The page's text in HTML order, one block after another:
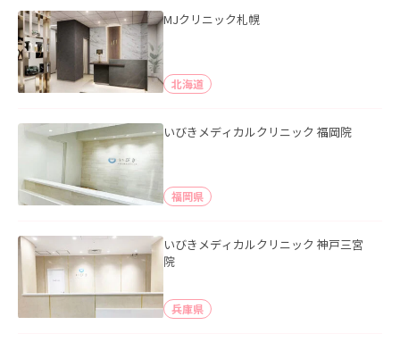
MJクリニック札幌
北海道
いびきメディカルクリニック 福岡院
福岡県
いびきメディカルクリニック 神戸三宮
院
兵庫県